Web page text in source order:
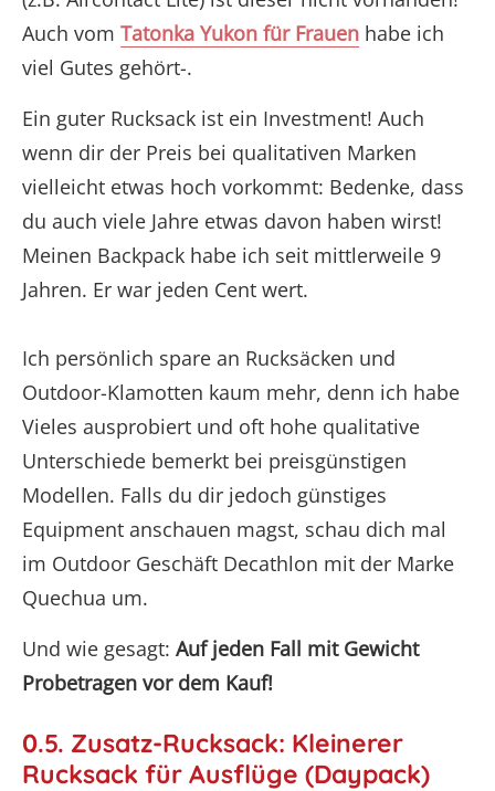
Auch vom Tatonka Yukon für Frauen habe ich
viel Gutes gehört-.
Ein guter Rucksack ist ein Investment! Auch
wenn dir der Preis bei qualitativen Marken
vielleicht etwas hoch vorkommt: Bedenke, dass
du auch viele Jahre etwas davon haben wirst!
Meinen Backpack habe ich seit mittlerweile 9
Jahren. Er war jeden Cent wert.
Ich persönlich spare an Rucksäcken und
Outdoor-Klamotten kaum mehr, denn ich habe
Vieles ausprobiert und oft hohe qualitative
Unterschiede bemerkt bei preisgünstigen
Modellen. Falls du dir jedoch günstiges
Equipment anschauen magst, schau dich mal
im Outdoor Geschäft Decathlon mit der Marke
Quechua um.
Und wie gesagt: Auf jeden Fall mit Gewicht
Probetragen vor dem Kauf!
0.5. Zusatz-Rucksack: Kleinerer
Rucksack für Ausflüge (Daypack)